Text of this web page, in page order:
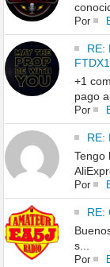
Por
RE:
+1
pago
Por
RE:
Tengo
Por
RE:
s...
Por